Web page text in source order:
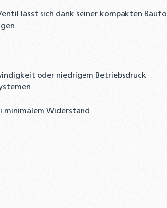
lässt sich dank seiner kompakten
oder niedrigem Betriebsdruck
minimalem Widerstand